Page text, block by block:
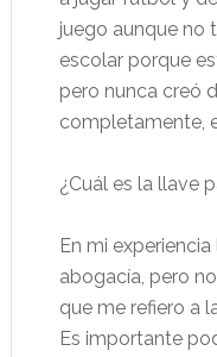
juego aunque no
escolar porque
pero nunca creó
completamente,
¿Cuál es la llave
En mi
abogacía, pero
que me refiero a
Es importante